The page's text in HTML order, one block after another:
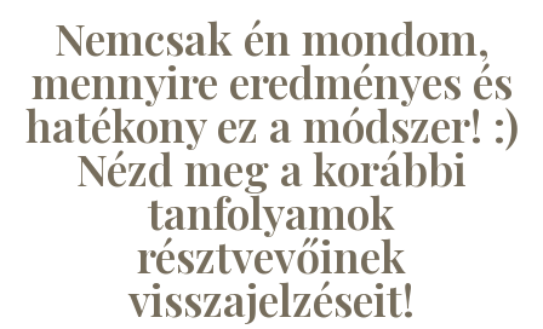
Nemcsak én mondom,
mennyire eredményes és
hatékony ez a módszer! :)
Nézd meg a korábbi
tanfolyamok
résztvevőinek
visszajelzéseit!